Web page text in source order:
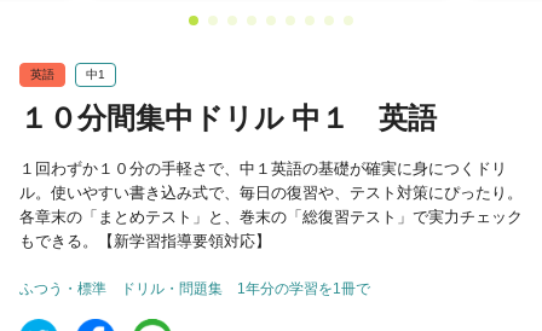
英語 中1
１０分間集中ドリル 中１ 英語
１回わずか１０分の手軽さで、中１英語の基礎が確実に身につくドリ
ル。使いやすい書き込み式で、毎日の復習や、テスト対策にぴったり。
各章末の「まとめテスト」と、巻末の「総復習テスト」で実力チェック
もできる。【新学習指導要領対応】
ふつう・標準 ドリル・問題集 1年分の学習を1冊で